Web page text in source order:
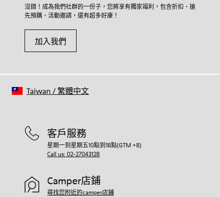
沒錯！成為我們社群的一份子，您將享有獨家福利，包含折扣、搶
先預購、活動邀請，還有超多好康！
加入我們
客戶服務
星期一到星期五10點到18點(GTM +8)
Call us: 02-27043128
Camper店鋪
尋找您附近的camper店鋪
Taiwan /繁體中文